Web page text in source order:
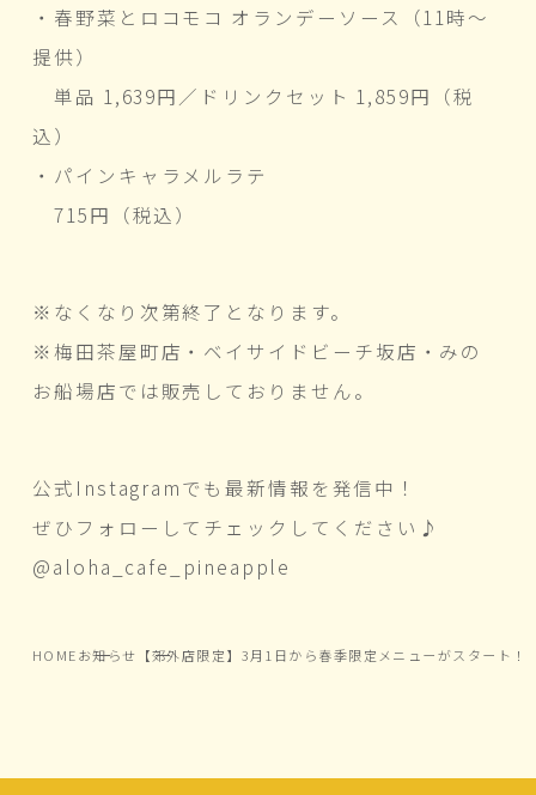
・春野菜とロコモコ オランデーソース（11時〜
提供）
単品 1,639円／ドリンクセット 1,859円（税
込）
・パインキャラメルラテ
715円（税込）
※なくなり次第終了となります。
※梅田茶屋町店・ベイサイドビーチ坂店・みの
お船場店では販売しておりません。
公式Instagramでも最新情報を発信中！
ぜひフォローしてチェックしてください♪
@aloha_cafe_pineapple
HOMEお知らせ 【郊外店限定】3月1日から春季限定メニューがスタート！